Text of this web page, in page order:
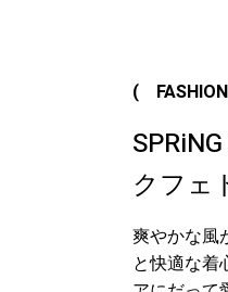
(
クフェ
爽やかな風
と快適な着